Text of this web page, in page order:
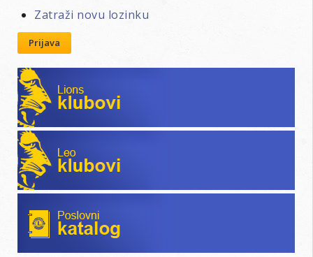
Zatraži novu lozinku
Prijava
Lions klubovi
Leo klubovi